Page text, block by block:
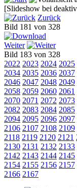
[Slideshow bei
Zurück
Bild 181 von 328
Weiter
Bild 183 von 328
2022 2023 2024 2025
2034 2035 2036 2037
2046 2047 2048 2049
2058 2059 2060 2061
2070 2071 2072 2073
2082 2083 2084 2085
2094 2095 2096 2097
2106 2107 2108 2109
2118 2119 2120 2121
2130 2131 2132 2133
2142 2143 2144 2145
2154 2155 2156 2157
2166 2167